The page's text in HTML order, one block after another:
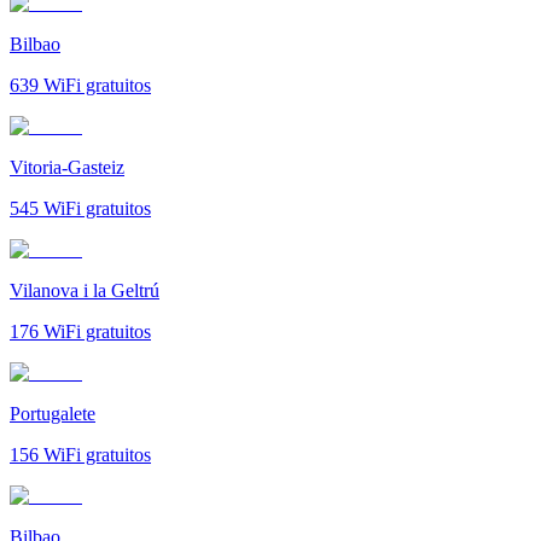
Bilbao
639 WiFi gratuitos
Vitoria-Gasteiz
545 WiFi gratuitos
Vilanova i la Geltrú
176 WiFi gratuitos
Portugalete
156 WiFi gratuitos
Bilbao